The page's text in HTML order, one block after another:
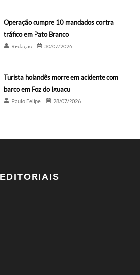
Operação cumpre 10 mandados contra
tráfico em Pato Branco
Redação 30/07/2026
Turista holandês morre em acidente com
barco em Foz do Iguaçu
Paulo Felipe 28/07/2026
EDITORIAIS